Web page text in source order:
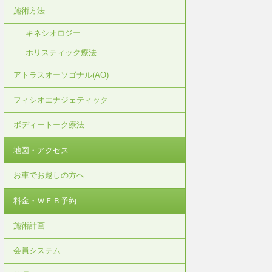
施術方法
キネシオロジー
ホリスティック療法
アトラスオーソゴナル(AO)
フィシオエナジェティック
ボディートーク療法
地図・アクセス
お車でお越しの方へ
料金・ＷＥＢ予約
施術計画
会員システム